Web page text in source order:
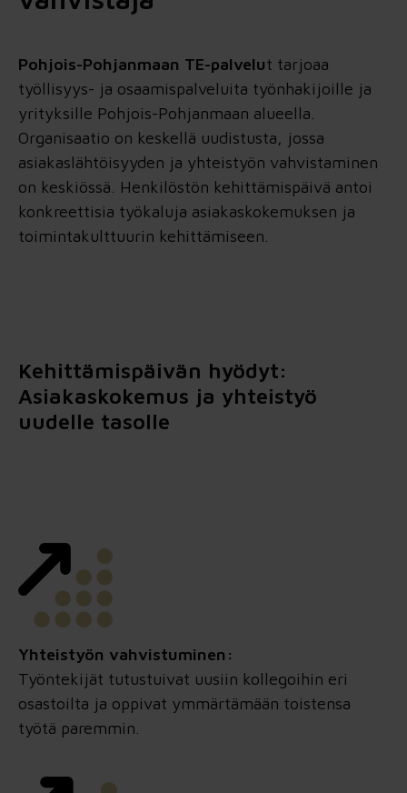
Pohjois-Pohjanmaan TE-palvelut tarjoaa
työllisyys- ja osaamispalveluita työnhakijoille ja
yrityksille Pohjois-Pohjanmaan alueella.
Organisaatio on keskellä uudistusta, jossa
asiakaslähtöisyyden ja yhteistyön vahvistaminen
on keskiössä. Henkilöstön kehittämispäivä antoi
konkreettisia työkaluja asiakaskokemuksen ja
toimintakulttuurin kehittämiseen.
Kehittämispäivän hyödyt:
Asiakaskokemus ja yhteistyö
uudelle tasolle
Yhteistyön vahvistuminen:
Työntekijät tutustuivat uusiin kollegoihin eri
osastoilta ja oppivat ymmärtämään toistensa
työtä paremmin.